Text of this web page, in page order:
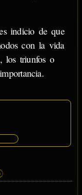
indicio de que
con la vida
los triunfos o